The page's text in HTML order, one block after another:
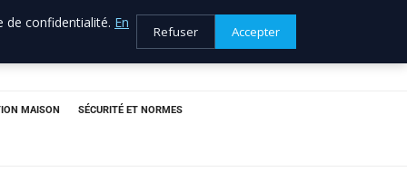
MAISON SÉCURITÉ ET NORMES
de confidentialité. En
Refuser Accepter